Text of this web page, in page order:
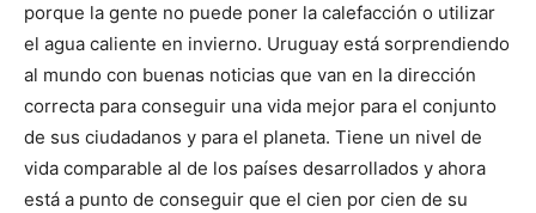
porque la gente no puede poner la calefacción o utilizar
el agua caliente en invierno. Uruguay está sorprendiendo
al mundo con buenas noticias que van en la dirección
correcta para conseguir una vida mejor para el conjunto
de sus ciudadanos y para el planeta. Tiene un nivel de
vida comparable al de los países desarrollados y ahora
está a punto de conseguir que el cien por cien de su